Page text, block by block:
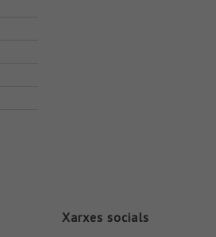
Xarxes socials